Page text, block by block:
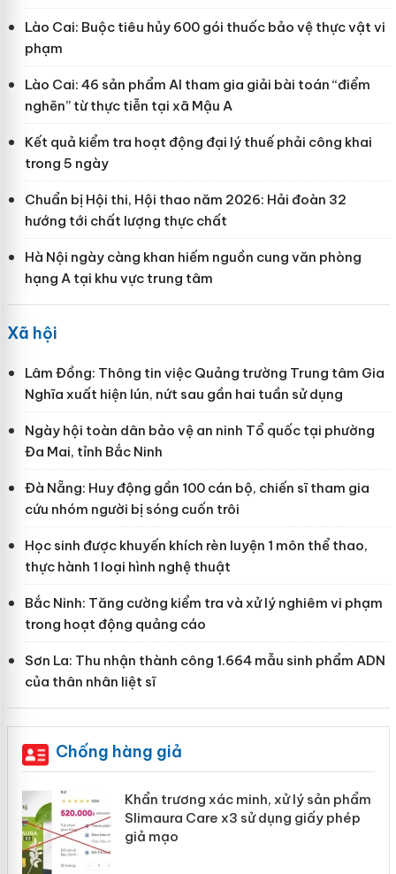
Lào Cai: Buộc tiêu hủy 600 gói thuốc bảo vệ thực vật vi
phạm
Lào Cai: 46 sản phẩm AI tham gia giải bài toán “điểm
nghẽn” từ thực tiễn tại xã Mậu A
Kết quả kiểm tra hoạt động đại lý thuế phải công khai
trong 5 ngày
Chuẩn bị Hội thi, Hội thao năm 2026: Hải đoàn 32
hướng tới chất lượng thực chất
Hà Nội ngày càng khan hiếm nguồn cung văn phòng
hạng A tại khu vực trung tâm
Xã hội
Lâm Đồng: Thông tin việc Quảng trường Trung tâm Gia
Nghĩa xuất hiện lún, nứt sau gần hai tuần sử dụng
Ngày hội toàn dân bảo vệ an ninh Tổ quốc tại phường
Đa Mai, tỉnh Bắc Ninh
Đà Nẵng: Huy động gần 100 cán bộ, chiến sĩ tham gia
cứu nhóm người bị sóng cuốn trôi
Học sinh được khuyến khích rèn luyện 1 môn thể thao,
thực hành 1 loại hình nghệ thuật
Bắc Ninh: Tăng cường kiểm tra và xử lý nghiêm vi phạm
trong hoạt động quảng cáo
Sơn La: Thu nhận thành công 1.664 mẫu sinh phẩm ADN
của thân nhân liệt sĩ
Chống hàng giả
Khẩn trương xác minh, xử lý sản phẩm
Slimaura Care x3 sử dụng giấy phép
giả mạo